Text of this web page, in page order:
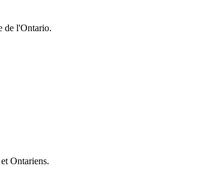
de l'Ontario.
Ontariens.